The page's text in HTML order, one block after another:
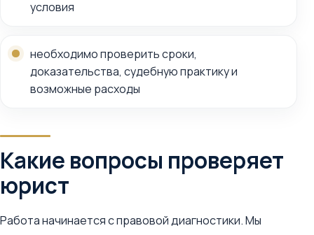
условия
необходимо проверить сроки,
доказательства, судебную практику и
возможные расходы
Какие вопросы проверяет
юрист
Работа начинается с правовой диагностики. Мы